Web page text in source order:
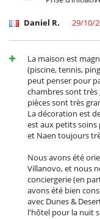
Daniel R. 29/10/
La maison est
(piscine, tennis,
peut penser pour
chambres sont
pièces sont très
La décoration est
est aux petits
et Naen toujours
Nous avons été
Villanovo, et nous
conciergerie (en
avons été bien
avec Dunes &
l'hôtel pour la nuit